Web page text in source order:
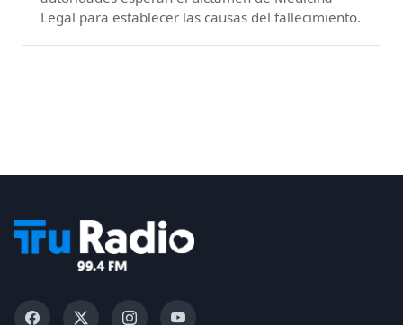
Legal para establecer las causas del fallecimiento.